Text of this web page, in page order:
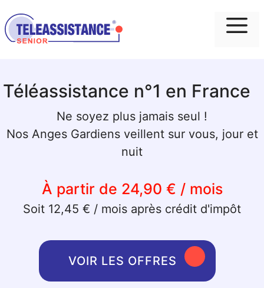
Téléassistance n°1 en France
Ne soyez plus jamais seul !
Nos Anges Gardiens veillent sur vous, jour et
nuit
À partir de 24,90 € / mois
Soit 12,45 € / mois après crédit d'impôt
VOIR LES OFFRES